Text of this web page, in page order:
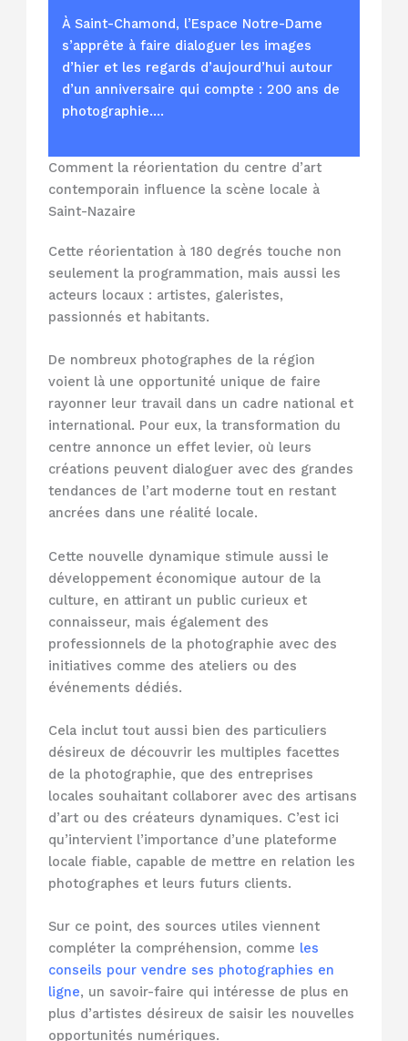
À Saint-Chamond, l’Espace Notre-Dame
s’apprête à faire dialoguer les images
d’hier et les regards d’aujourd’hui autour
d’un anniversaire qui compte : 200 ans de
photographie.…
Comment la réorientation du centre d’art
contemporain influence la scène locale à
Saint-Nazaire
Cette réorientation à 180 degrés touche non
seulement la programmation, mais aussi les
acteurs locaux : artistes, galeristes,
passionnés et habitants.
De nombreux photographes de la région
voient là une opportunité unique de faire
rayonner leur travail dans un cadre national et
international. Pour eux, la transformation du
centre annonce un effet levier, où leurs
créations peuvent dialoguer avec des grandes
tendances de l’art moderne tout en restant
ancrées dans une réalité locale.
Cette nouvelle dynamique stimule aussi le
développement économique autour de la
culture, en attirant un public curieux et
connaisseur, mais également des
professionnels de la photographie avec des
initiatives comme des ateliers ou des
événements dédiés.
Cela inclut tout aussi bien des particuliers
désireux de découvrir les multiples facettes
de la photographie, que des entreprises
locales souhaitant collaborer avec des artisans
d’art ou des créateurs dynamiques. C’est ici
qu’intervient l’importance d’une plateforme
locale fiable, capable de mettre en relation les
photographes et leurs futurs clients.
Sur ce point, des sources utiles viennent
compléter la compréhension, comme les
conseils pour vendre ses photographies en
ligne, un savoir-faire qui intéresse de plus en
plus d’artistes désireux de saisir les nouvelles
opportunités numériques.